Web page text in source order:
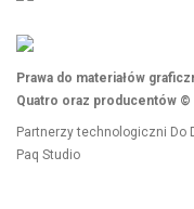
Prawa do materiałów
Quatro oraz producentów ©
Partnerzy technologiczni Do
Paq Studio